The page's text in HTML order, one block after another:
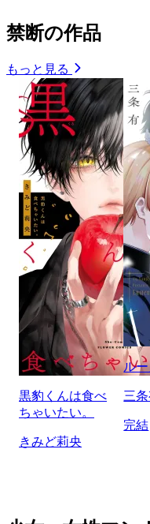
禁断の作品
もっと見る
黒豹くんは食べ
ちゃいたい。
きみど莉央
ル
三
完結